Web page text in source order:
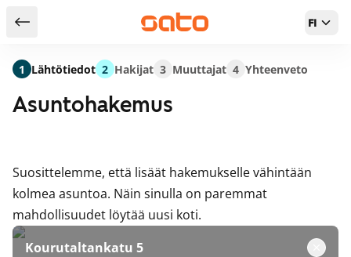
Takaisin hakutuloksiin FI
Asuntohakemus
Suosittelemme, että lisäät hakemukselle vähintään
kolmea asuntoa. Näin sinulla on paremmat
mahdollisuudet löytää uusi koti.
Kourutaltankatu 5
1 Lähtötiedot 2 Hakijat 3 Muuttajat 4 Yhteenveto